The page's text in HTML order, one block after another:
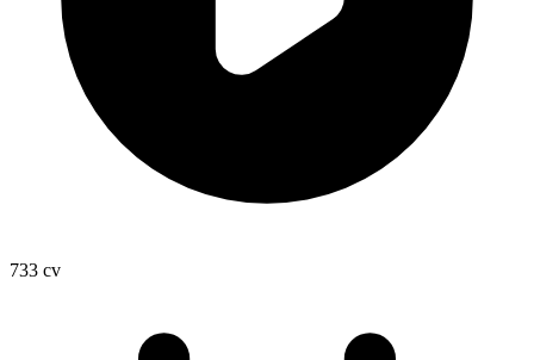
733 cv